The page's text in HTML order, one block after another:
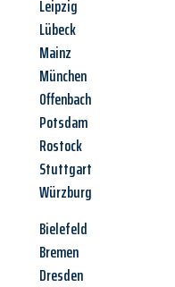
Leipzig
Lübeck
Mainz
München
Offenbach
Potsdam
Rostock
Stuttgart
Würzburg
Bielefeld
Bremen
Dresden